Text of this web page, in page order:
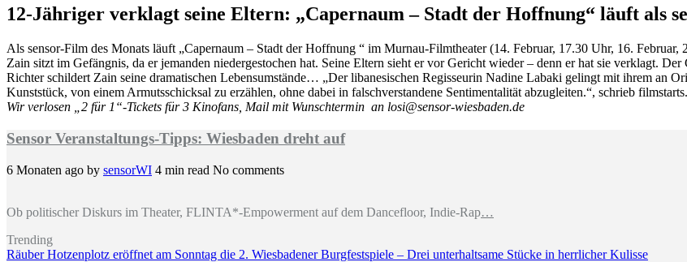
12-Jähriger verklagt seine Eltern: „Capernaum – Stadt der Hoffnung“ läuft als
Als sensor-Film des Monats läuft „Capernaum – Stadt der Hoffnung “ im Murnau-Filmtheater (14. Februar, 17.30 Uhr, 16.
Zain sitzt im Gefängnis, da er jemanden niedergestochen hat. Seine Eltern sieht er vor Gericht wieder – denn er hat sie verklagt.
Richter schildert Zain seine dramatischen Lebensumstände… „Der libanesischen Regisseurin Nadine Labaki gelingt mit ihrem an
Kunststück, von einem Armutsschicksal zu erzählen, ohne dabei in falschverstandene Sentimentalität abzugleiten.“, schrieb
Wir verlosen „2 für 1“-Tickets für 3 Kinofans, Mail mit Wunschtermin an losi@sensor-wiesbaden.de
Sensor Veranstaltungs-Tipps: Wiesbaden dreht auf
6 Monaten ago by sensorWI 4 min read No comments
Ob politischer Diskurs im Theater, FLINTA*-Empowerment auf dem Dancefloor, Indie-Rap…
Trending
Räuber Hotzenplotz eröffnet am Sonntag die 2. Wiesbadener Burgfestspiele – Drei unterhaltsame Stücke in herrlicher Kulisse